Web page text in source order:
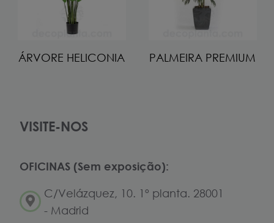
ÁRVORE HELICONIA PALMEIRA PREMIUM
VISITE-NOS
OFICINAS (Sem exposição):
C/Velázquez, 10. 1º planta. 28001
- Madrid